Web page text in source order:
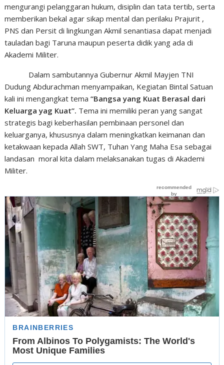
mengurangi pelanggaran hukum, disiplin dan tata tertib, serta
memberikan bekal agar sikap mental dan perilaku Prajurit ,
PNS dan Persit di lingkungan Akmil senantiasa dapat menjadi
tauladan bagi Taruna maupun peserta didik yang ada di
Akademi Militer.
Dalam sambutannya Gubernur Akmil Mayjen TNI
Dudung Abdurachman menyampaikan, Kegiatan Bintal Satuan
kali ini mengangkat tema“Bangsa yang Kuat Berasal dari
Keluarga yag Kuat”. Tema ini memiliki peran yang sangat
strategis bagi keberhasilan pembinaan personel dan
keluarganya, khususnya dalam meningkatkan keimanan dan
ketakwaan kepada Allah SWT, Tuhan Yang Maha Esa sebagai
landasan moralkita dalammelaksanakan tugas di Akademi
Militer.